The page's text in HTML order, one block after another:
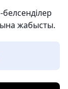
жабысты.